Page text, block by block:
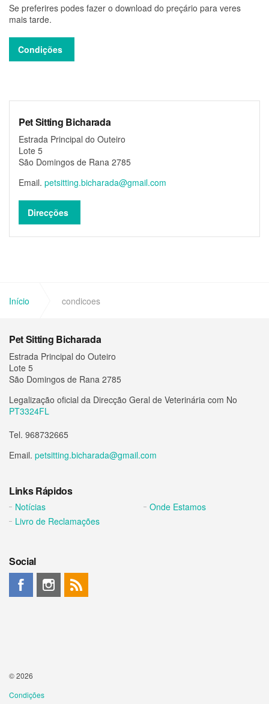
Se preferires podes fazer o download do preçário para veres
mais tarde.
Condições
Pet Sitting Bicharada
Estrada Principal do Outeiro
Lote 5
São Domingos de Rana 2785
Email. petsitting.bicharada@gmail.com
Direcções
Início condicoes
Pet Sitting Bicharada
Estrada Principal do Outeiro
Lote 5
São Domingos de Rana 2785
Legalização oficial da Direcção Geral de Veterinária com No
PT3324FL
Tel. 968732665
Email. petsitting.bicharada@gmail.com
Links Rápidos
Notícias
Onde Estamos
Livro de Reclamações
Social
© 2026
Condições